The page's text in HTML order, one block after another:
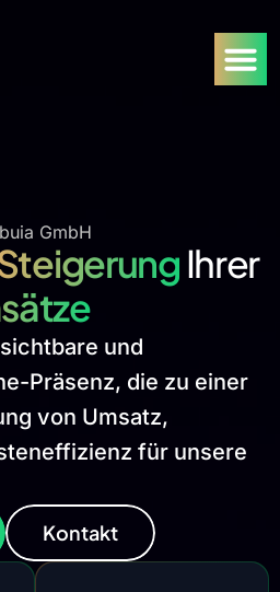
GmbH
Ihrer
und
Präsenz, die zu einer
von Umsatz,
für unsere
Kontakt